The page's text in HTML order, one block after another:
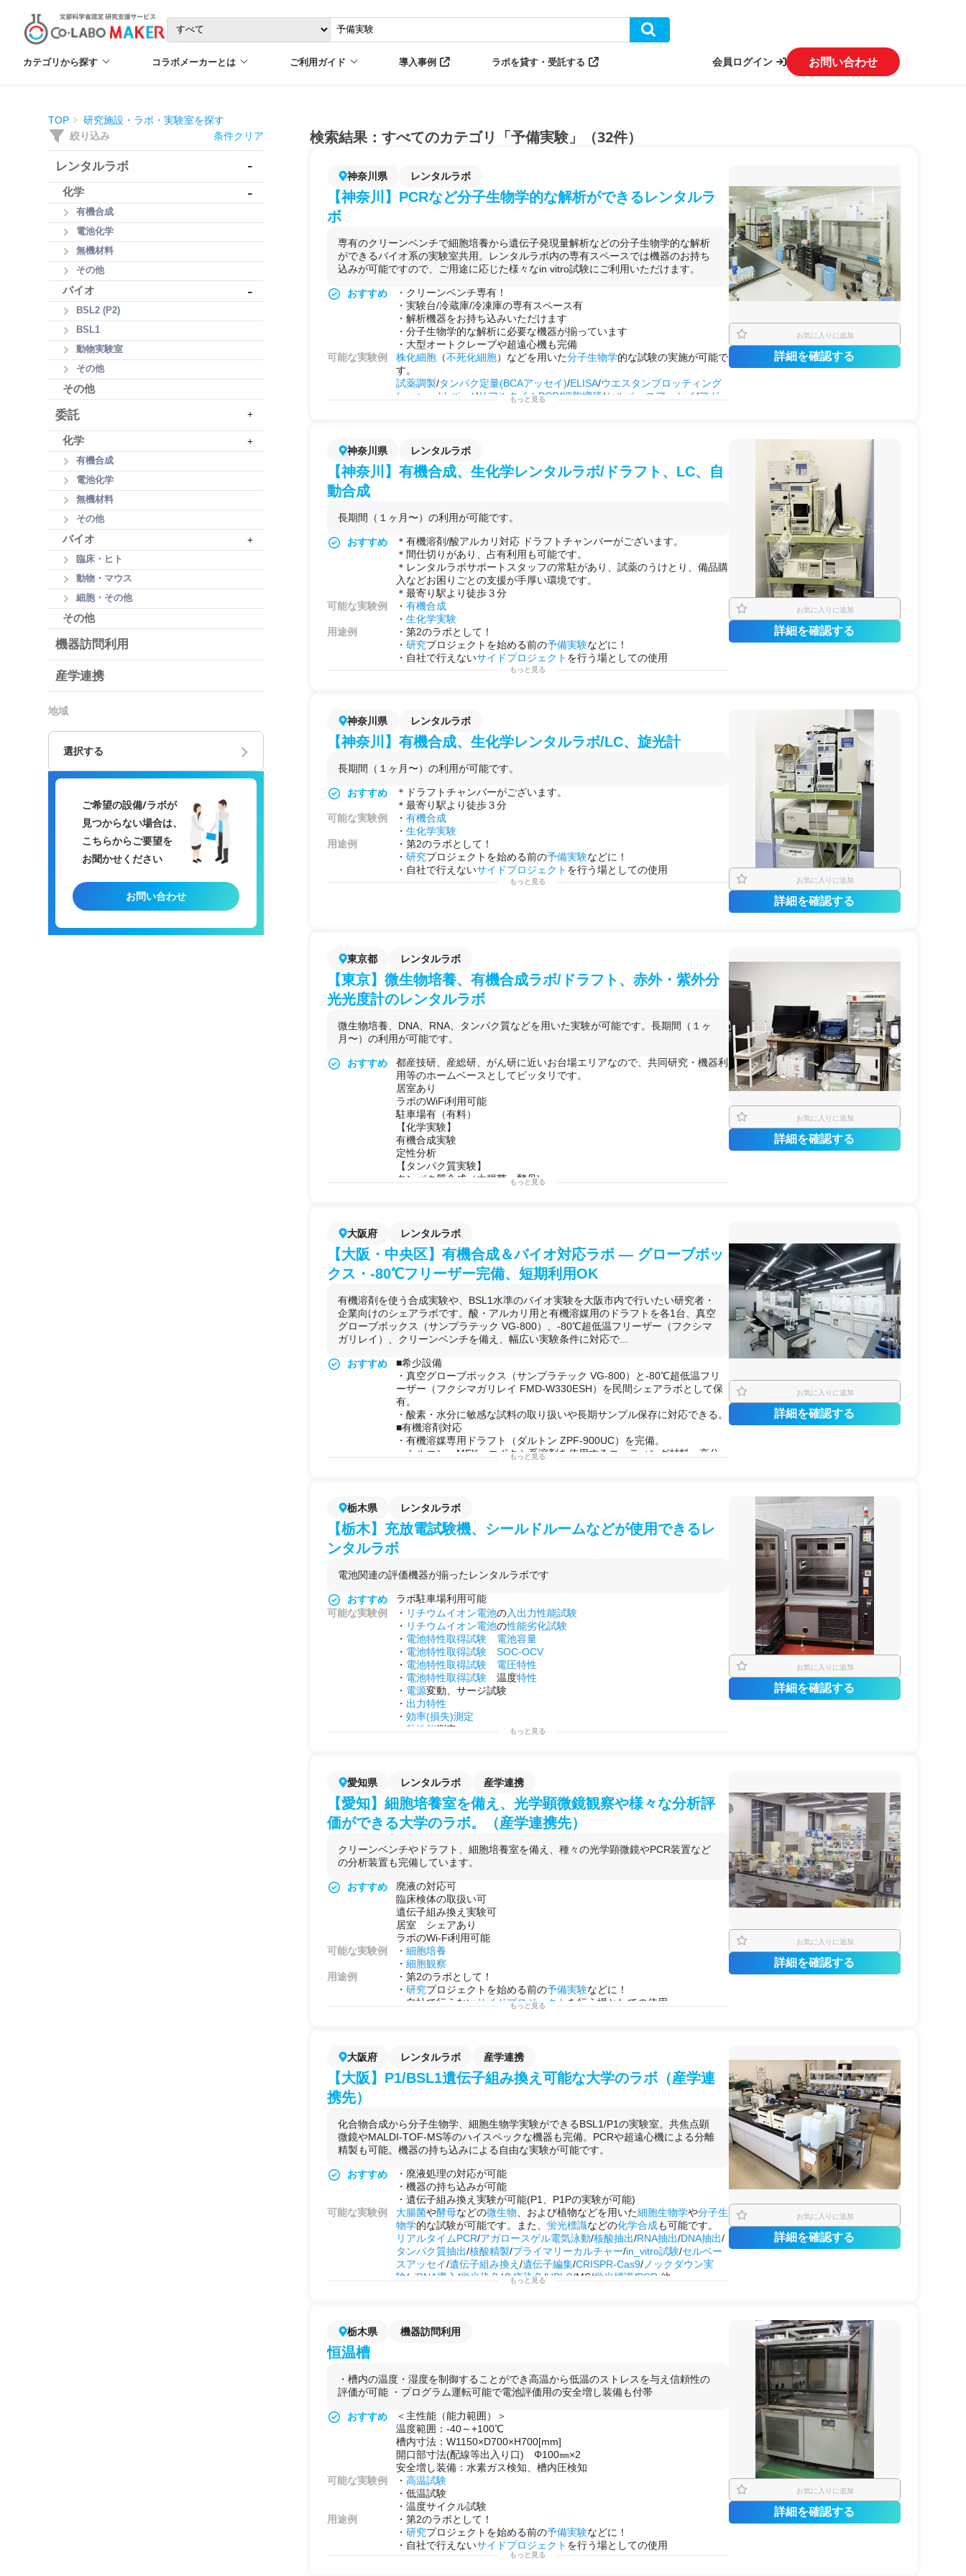
カテゴリから探す コラボメーカーとは ご利用ガイド 導入事例 ラボを貸す・受託する 会員ログイン お問い合わせ
TOP 研究施設・ラボ・実験室を探す
絞り込み 条件クリア
レンタルラボ -
化学 -
有機合成
電池化学
無機材料
その他
バイオ -
BSL2 (P2)
BSL1
動物実験室
その他
その他
委託 +
化学 +
有機合成
電池化学
無機材料
その他
バイオ +
臨床・ヒト
動物・マウス
細胞・その他
その他
機器訪問利用
産学連携
地域
選択する
ご希望の設備/ラボが
見つからない場合は、
こちらからご要望を
お聞かせください
お問い合わせ
検索結果：すべてのカテゴリ「予備実験」（32件）
神奈川県 レンタルラボ
【神奈川】PCRなど分子生物学的な解析ができるレンタルラ
ボ
専有のクリーンベンチで細胞培養から遺伝子発現量解析などの分子生物学的な解析
ができるバイオ系の実験室共用。レンタルラボ内の専有スペースでは機器のお持ち
込みが可能ですので、ご用途に応じた様々なin vitro試験にご利用いただけます。
おすすめ
・クリーンベンチ専有！
・実験台/冷蔵庫/冷凍庫の専有スペース有
・解析機器をお持ち込みいただけます
・分子生物学的な解析に必要な機器が揃っています
・大型オートクレーブや超遠心機も完備
可能な実験例
株化細胞 （不死化細胞）などを用いた分子生物学的な試験の実施が可能で
す。
試薬調製/タンパク定量(BCAアッセイ)/ELISA/ウエスタンブロッティング
(western
blotting) /リアルタイムPCR/細胞増殖/ セルベースアッセイ /アガ
(CRISPR-Cas9)/
・化合物や開発品の効果/薬効の解析や作用メカニズム/薬理の解析
・ 医薬品 や化粧品の細胞評価
・ 培養上清やエクソソーム
・第2のラボとして！
・研究プロジェクトを始める前の予備実験
・自社で行えないサイドプロジェクトを行う場としての使用
もっと見る
お気に入りに追加
詳細を確認する
神奈川県 レンタルラボ
【神奈川】有機合成、生化学レンタルラボ/ドラフト、LC、自
動合成
長期間（１ヶ月〜）の利用が可能です。
おすすめ
＊有機溶剤/酸アルカリ対応 ドラフトチャンバーがございます。
＊間仕切りがあり、占有利用も可能です。
＊レンタルラボサポートスタッフの常駐があり、試薬のうけとり、備品購
入などお困りごとの支援が手厚い環境です。
＊最寄り駅より徒歩３分
可能な実験例
・有機合成
・生化学実験
用途例
・第2のラボとして！
・研究プロジェクトを始める前の予備実験などに！
・自社で行えないサイドプロジェクト を行う場としての使用
もっと見る
お気に入りに追加
詳細を確認する
神奈川県 レンタルラボ
【神奈川】有機合成、生化学レンタルラボ/LC、旋光計
長期間（１ヶ月〜）の利用が可能です。
おすすめ
＊ドラフトチャンバーがございます。
＊最寄り駅より徒歩３分
可能な実験例
・有機合成
・生化学実験
用途例
・第2のラボとして！
・研究プロジェクトを始める前の予備実験などに！
・自社で行えないサイドプロジェクト を行う場としての使用
もっと見る お気に入りに追加
詳細を確認する
東京都 レンタルラボ
【東京】微生物培養、有機合成ラボ/ドラフト、赤外・紫外分
光光度計のレンタルラボ
微生物培養、DNA、RNA、タンパク質などを用いた実験が可能です。長期間（１ヶ
月〜）の利用が可能です。
おすすめ
都産技研、産総研、がん研に近いお台場エリアなので、共同研究・機器利
用等のホームベースとしてピッタリです。
居室あり
ラボのWiFi利用可能
駐車場有（有料）
【化学実験】
有機合成実験
定性分析
【タンパク質実験】
タンパク質合成（大腸菌、酵母)
せませんか。
有機化学実験
無機化学実験
分析化学実験
●生命科学系
免疫学実験
細胞解析実験
遺伝子工学実験
生物実験
動物組織実験
用途例
・ 研究プロジェクトを始める前の予備実験 などに！
・自社で行えないサイドプロジェクトを行う場としての使用
・
・化学系の動画コンテンツ・ドラマ・映画等の撮影
もっと見る
お気に入りに追加
詳細を確認する
大阪府 レンタルラボ
【大阪・中央区】有機合成＆バイオ対応ラボ — グローブボッ
クス・-80℃フリーザー完備、短期利用OK
有機溶剤を使う合成実験や、BSL1水準のバイオ実験を大阪市内で行いたい研究者・
企業向けのシェアラボです。酸・アルカリ用と有機溶媒用のドラフトを各1台、真空
グローブボックス（サンプラテック VG-800）、-80℃超低温フリーザー（フクシマ
ガリレイ）、クリーンベンチを備え、幅広い実験条件に対応で...
おすすめ
■希少設備
・真空グローブボックス（サンプラテック VG-800）と-80℃超低温フリ
ーザー（フクシマガリレイ FMD-W330ESH）を民間シェアラボとして保
有。
・酸素・水分に敏感な試料の取り扱いや長期サンプル保存に対応できる。
■有機溶剤対応
・有機溶媒専用ドラフト（ダルトン ZPF-900UC）を完備。
・トルエン・MEK・エポキシ系溶剤を使用するコーティング材料・高分
・クーロメトリー法（メトローム 917クーロメータ）の2台体制で保有。
希少。
■機器持ち込みOK
・ユーザー側の機器持ち込みが可能（100V電源・小型機器）。
・自社機器と組み合わせた実験が実現できる。
可能な実験例
・有機溶剤（トルエン・MEK・エポキシ系）を使った
ィング材料開発
高分子 複合材料・エポキシ樹脂系の試作評価
ロータリーエバポレーターを使った溶媒
・真空グローブボックスを使った酸素・
・カールフィッシャー 水分計による微量
BSL1水準の細胞・ 微生物を使った
クリーンベンチを使った無菌
・粘度測定（塗料・高分子材料
オートクレーブ による器具・
・超純水を用いた
・自社ラボが埋まっている時期に、大阪近郊の拠点として
開発の実験を継続したい大企業の
・
受託試験前の 予備実験や条件出しに、数日〜数週間だけラボを確保した
い 創薬・材料系ベンチャー
・機器を持ち込みながら独自の実験環境を整えたい開発チーム
・近畿圏外から大阪に一時拠点が必要な
ボを使いたいケース
もっと見る
お気に入りに追加
詳細を確認する
栃木県 レンタルラボ
【栃木】充放電試験機、シールドルームなどが使用できるレ
ンタルラボ
電池関連の評価機器が揃ったレンタルラボです
おすすめ
ラボ駐車場利用可能
可能な実験例
・ リチウムイオン電池の入出力性能試験
・ リチウムイオン電池の性能劣化試験
・ 電池特性取得試験
電池容量
・ 電池特性取得試験
SOC-OCV
・ 電池特性取得試験
電圧特性
・ 電池特性取得試験 温度特性
・ 電源変動、サージ試験
・出力特性
・効率(損失)測定
・熱性能測定
・研究プロジェクトを始める前の
・自社で行えないサイドプロジェクトを行う場としての使用
もっと見る
お気に入りに追加
詳細を確認する
愛知県 レンタルラボ 産学連携
【愛知】細胞培養室を備え、光学顕微鏡観察や様々な分析評
価ができる大学のラボ。（産学連携先）
クリーンベンチやドラフト、細胞培養室を備え、種々の光学顕微鏡やPCR装置など
の分析装置も完備しています。
おすすめ
廃液の対応可
臨床検体の取扱い可
遺伝子組み換え実験可
居室 シェアあり
ラボのWi-Fi利用可能
可能な実験例
・細胞培養
・細胞観察
用途例
・第2のラボとして！
・研究プロジェクトを始める前の予備実験などに！
・自社で行えない サイドプロジェクト を行う場としての使用
もっと見る
お気に入りに追加
詳細を確認する
大阪府 レンタルラボ 産学連携
【大阪】P1/BSL1遺伝子組み換え可能な大学のラボ（産学連
携先）
化合物合成から分子生物学、細胞生物学実験ができるBSL1/P1の実験室。共焦点顕
微鏡やMALDI-TOF-MS等のハイスペックな機器も完備。PCRや超遠心機による分離
精製も可能。機器の持ち込みによる自由な実験が可能です。
おすすめ
・廃液処理の対応が可能
・機器の持ち込みが可能
・遺伝子組み換え実験が可能(P1、P1Pの実験が可能)
可能な実験例
大腸菌や酵母などの微生物 、および植物などを用いた細胞生物学や分子生
物学的な試験が可能です。また、蛍光標識などの化学合成も可能です。
リアルタイムPCR/アガロースゲル電気泳動/核酸抽出/RNA抽出/DNA抽出/
タンパク質抽出/核酸精製/プライマリーカルチャー/in_vitro試験/セルベー
スアッセイ/遺伝子組み換え/遺伝子編集/CRISPR-Cas9/ ノックダウン実
験/ siRNA導入 /蛍光染色 /免疫染色/HPLC/MS/蛍光標識/PCR 他
・第2のラボとして！
もっと見る
お気に入りに追加
詳細を確認する
栃木県 機器訪問利用
恒温槽
・槽内の温度・湿度を制御することができ高温から低温のストレスを与え信頼性の
評価が可能 ・プログラム運転可能で電池評価用の安全増し装備も付帯
おすすめ
＜主性能（能力範囲）＞
温度範囲：-40～+100℃
槽内寸法：W1150×D700×H700[mm]
開口部寸法(配線等出入り口) Φ100㎜×2
安全増し装備：水素ガス検知、槽内圧検知
可能な実験例
・高温試験
・低温試験
・温度サイクル試験
用途例
・第2のラボとして！
・研究プロジェクトを始める前の予備実験などに！
・自社で行えないサイドプロジェクト を行う場としての使用
各温度域での温度ストレスによる
製品特性、物性の劣化評価
もっと見る
お気に入りに追加
詳細を確認する